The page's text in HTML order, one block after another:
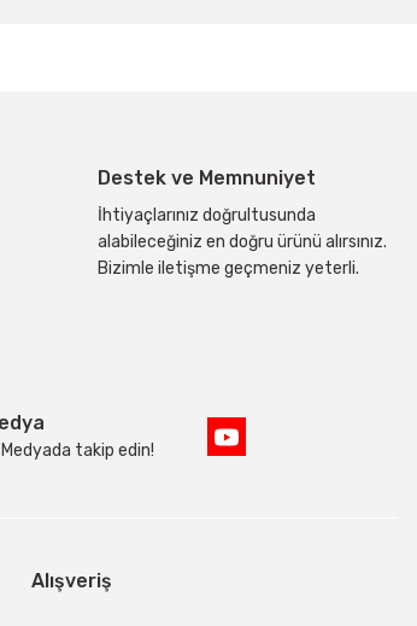
Destek ve Memnuniyet
İhtiyaçlarınız doğrultusunda
alabileceğiniz en doğru ürünü alırsınız.
Bizimle iletişme geçmeniz yeterli.
takip edin!
Alışveriş